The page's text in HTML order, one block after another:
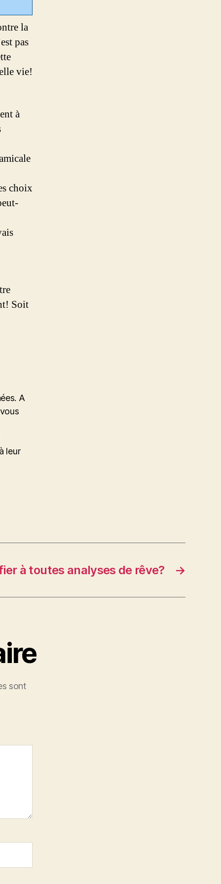
la
pas
vie!
à
choix
Soit
A
leur
→
à toutes analyses de rêve?
sont